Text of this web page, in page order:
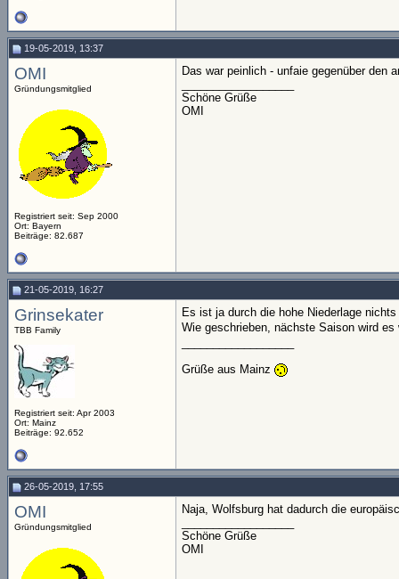
19-05-2019, 13:37
OMI
Gründungsmitglied
Registriert seit: Sep 2000
Ort: Bayern
Beiträge: 82.687
Das war peinlich - unfaie gegenüber den
Schöne Grüße
OMI
21-05-2019, 16:27
Grinsekater
TBB Family
Registriert seit: Apr 2003
Ort: Mainz
Beiträge: 92.652
Es ist ja durch die hohe Niederlage
Wie geschrieben, nächste Saison wird
Grüße aus Mainz
26-05-2019, 17:55
OMI
Gründungsmitglied
Naja, Wolfsburg hat dadurch die
Schöne Grüße
OMI